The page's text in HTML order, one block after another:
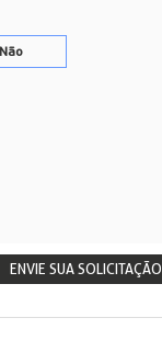
ENVIE SUA SOLICITAÇÃO